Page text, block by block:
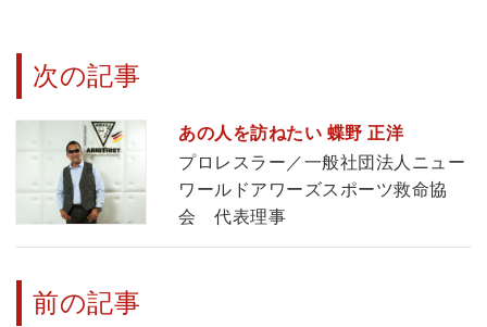
次の記事
あの人を訪ねたい 蝶野 正洋
プロレスラー／一般社団法人ニュー
ワールドアワーズスポーツ救命協
会 代表理事
前の記事